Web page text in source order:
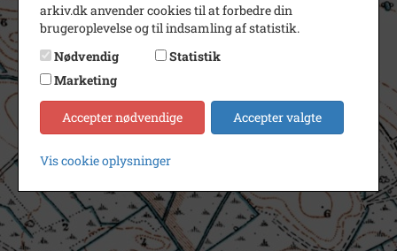
arkiv.dk anvender cookies til at forbedre din
brugeroplevelse og til indsamling af statistik.
Nødvendig
Statistik
Marketing
Accepter nødvendige Accepter valgte
Vis cookie oplysninger